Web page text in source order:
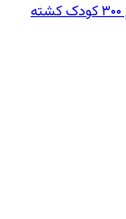
یونیسف: از زمان اعلام آتش‌بس در غزه، دست‌کم ۳۰۰ کودک کشته